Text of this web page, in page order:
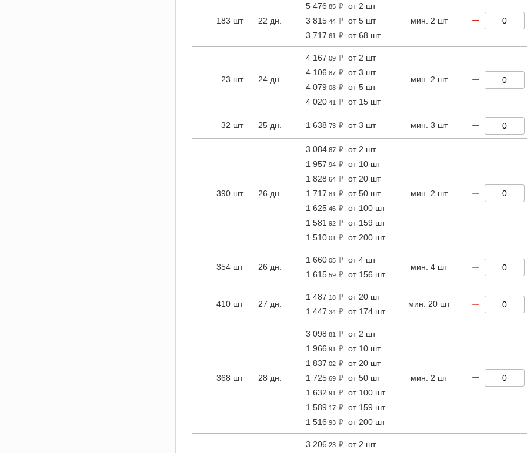
183 шт 22 дн.
5 476 ,85
от 2 шт
3 815 ,44
от 5 шт
3 717 ,61 от 68 шт
мин. 2 шт −
23 шт 24 дн.
4 167 ,09
от 2 шт
4 106 ,87
от 3 шт
4 079 ,08
от 5 шт
4 020 ,41 от 15 шт
мин. 2 шт −
32 шт 25 дн. 1 638 ,73 от 3 шт мин. 3 шт −
390 шт 26 дн.
3 084 ,67
от 2 шт
1 957 ,94
от 10 шт
1 828 ,64
от 20 шт
1 717 ,81
от 50 шт
1 625 ,46
от 100 шт
1 581 ,92
от 159 шт
1 510 ,01 от 200 шт
мин. 2 шт −
354 шт 26 дн.
1 660 ,05
от 4 шт
1 615 ,59 от 156 шт
мин. 4 шт −
410 шт 27 дн.
1 487 ,18
от 20 шт
1 447 ,34 от 174 шт
мин. 20 шт −
368 шт 28 дн.
3 098 ,81
от 2 шт
1 966 ,91
от 10 шт
1 837 ,02
от 20 шт
1 725 ,69
от 50 шт
1 632 ,91
от 100 шт
1 589 ,17
от 159 шт
1 516 ,93 от 200 шт
мин. 2 шт −
3 206 ,23
от 2 шт